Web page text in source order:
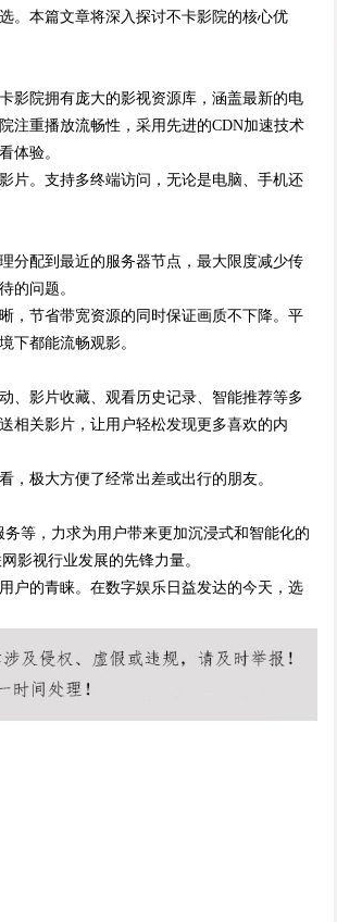
。本篇文章将深入探讨不卡影院的核心优
影院拥有庞大的影视资源库，涵盖最新的电
注重播放流畅性，采用先进的CDN加速技术
体验。
片。支持多终端访问，无论是电脑、手机还
分配到最近的服务器节点，最大限度减少传
的问题。
，节省带宽资源的同时保证画质不下降。平
下都能流畅观影。
、影片收藏、观看历史记录、智能推荐等多
相关影片，让用户轻松发现更多喜欢的内
，极大方便了经常出差或出行的朋友。
等，力求为用户带来更加沉浸式和智能化的
影视行业发展的先锋力量。
户的青睐。在数字娱乐日益发达的今天，选